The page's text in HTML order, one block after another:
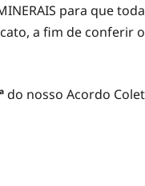
para que
a fim de conferir
do nosso Acordo